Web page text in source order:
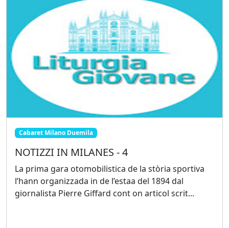
Cabaret Milano Duemila
NOTIZZI IN MILANES - 4
La prima gara otomobilistica de la stòria sportiva
l’hann organizzada in de l’estaa del 1894 dal
giornalista Pierre Giffard cont on articol scrit...